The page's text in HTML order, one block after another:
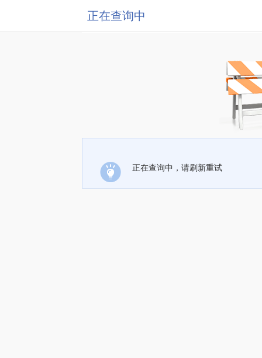
正在查询中
正在查询中，请刷新重试